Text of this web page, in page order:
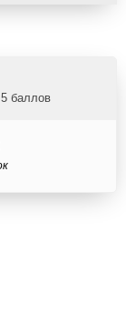
баллов